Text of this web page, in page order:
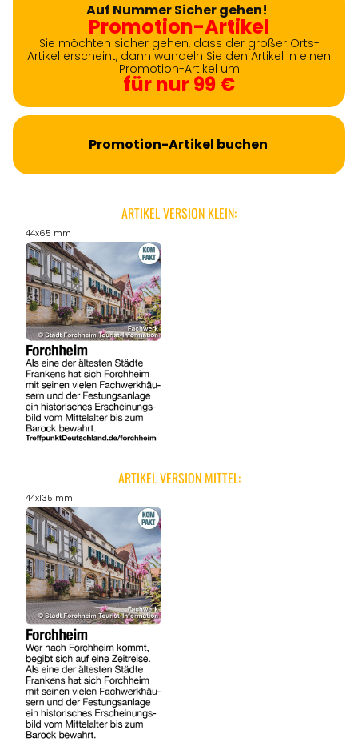
Auf Nummer Sicher gehen!
Promotion-Artikel
Sie möchten sicher gehen, dass der großer Orts-
Artikel erscheint, dann wandeln Sie den Artikel in einen
Promotion-Artikel um
für nur 99 €
Promotion-Artikel buchen
ARTIKEL VERSION KLEIN:
44x65 mm
ARTIKEL VERSION MITTEL:
44x135 mm